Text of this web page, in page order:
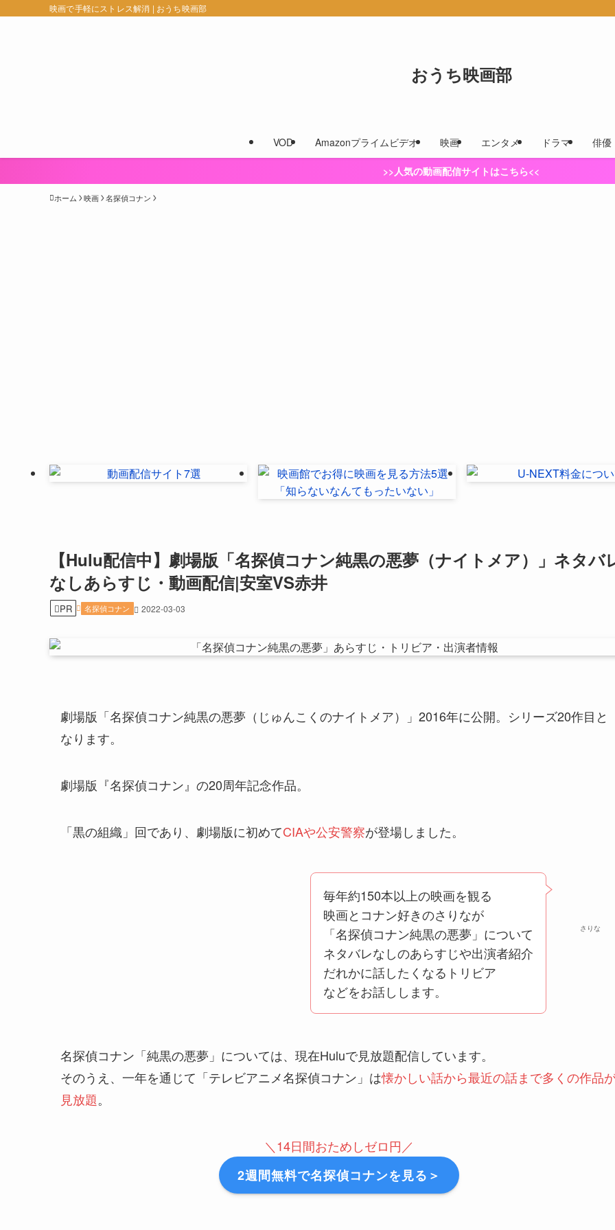
映画で手軽にストレス解消 | おうち映画部
おうち映画部
VOD Amazonプライムビデオ 映画 エンタメ ドラマ 俳優
>>人気の動画配信サイトはこちら<<
ホーム 映画 名探偵コナン
【Hulu配信中】劇場版「名探偵コナン純黒の悪夢（ナイトメア）」ネタバ
なしあらすじ・動画配信|安室VS赤井
PR 名探偵コナン 2022-03-03
劇場版「名探偵コナン純黒の悪夢（じゅんこくのナイトメア）」2016年に公開。シリーズ20作目と
なります。
劇場版『名探偵コナン』の20周年記念作品。
「黒の組織」回であり、劇場版に初めてCIAや公安警察が登場しました。
さりな
毎年約150本以上の映画を観る
映画とコナン好きのさりなが
「名探偵コナン純黒の悪夢」について
ネタバレなしのあらすじや出演者紹介
だれかに話したくなるトリビア
などをお話しします。
名探偵コナン「純黒の悪夢」については、現在Huluで見放題配信しています。
そのうえ、一年を通じて「テレビアニメ名探偵コナン」は懐かしい話から最近の話まで多くの作品
見放題。
＼14日間おためしゼロ円／
2週間無料で名探偵コナンを見る＞